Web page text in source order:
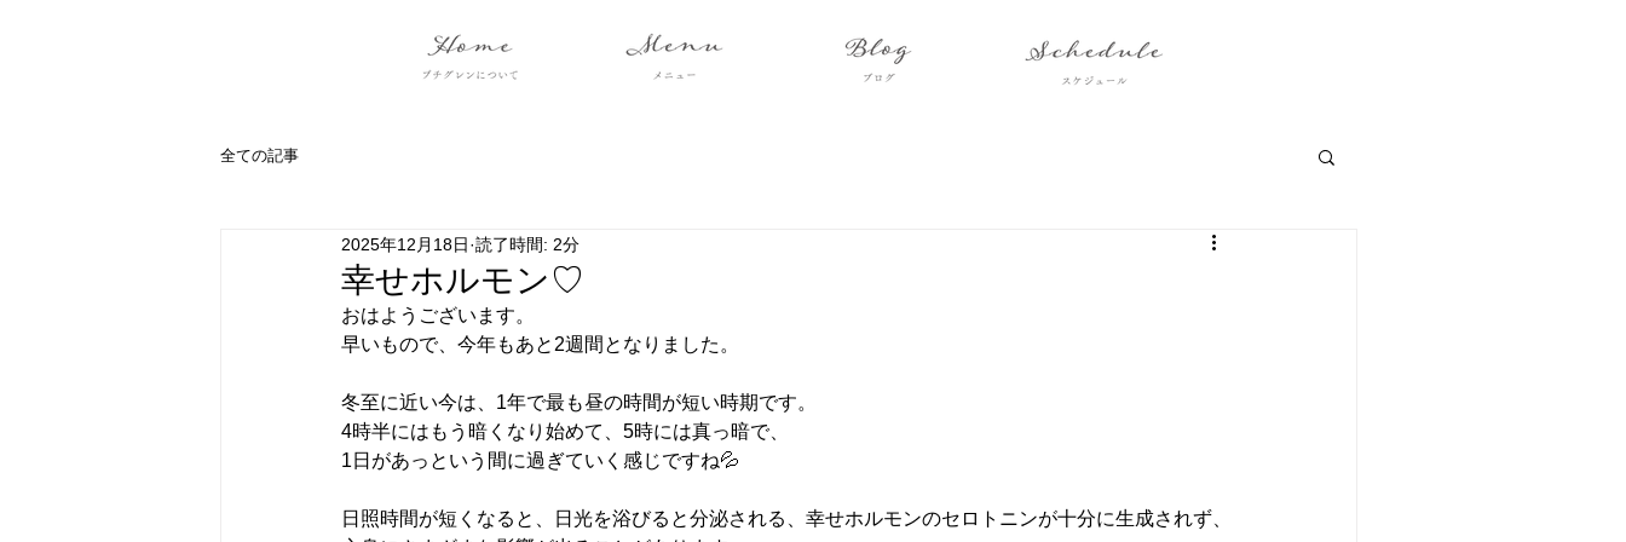
全ての記事
幸せホルモン♡
2025年12月18日 読了時間: 2分
おはようございます。
早いもので、今年もあと2週間となりました。
冬至に近い今は、1年で最も昼の時間が短い時期です。
4時半にはもう暗くなり始めて、5時には真っ暗で、
1日があっという間に過ぎていく感じですね💦
日照時間が短くなると、日光を浴びると分泌される、幸せホルモンのセロトニンが十分に生成されず、